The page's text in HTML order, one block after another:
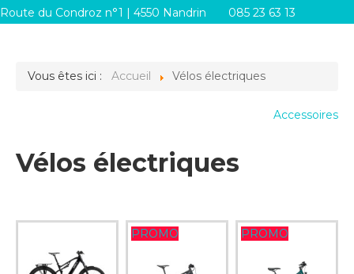
Route du Condroz n°1 | 4550 Nandrin
085 23 63 13
Vous êtes ici : Accueil Vélos électriques
Accessoires
Vélos électriques
PROMO PROMO